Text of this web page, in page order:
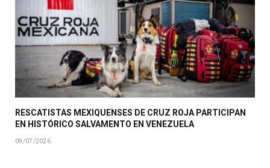
RESCATISTAS MEXIQUENSES DE CRUZ ROJA PARTICIPAN
EN HISTÓRICO SALVAMENTO EN VENEZUELA
09/07/2026